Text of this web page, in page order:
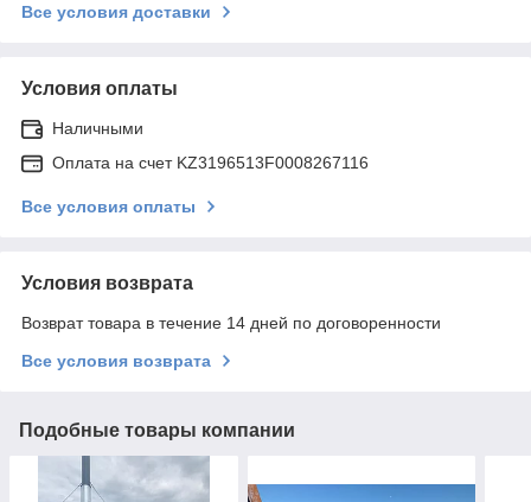
Все условия доставки
Условия оплаты
Наличными
Оплата на счет KZ3196513F0008267116
Все условия оплаты
Условия возврата
Возврат товара в течение 14 дней по договоренности
Все условия возврата
Подобные товары компании